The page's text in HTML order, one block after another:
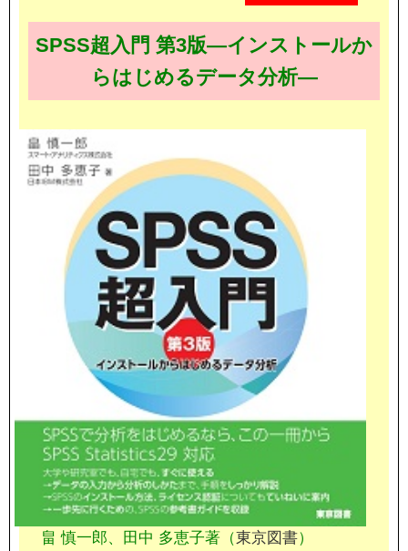
SPSS超入門 第3版―インストールか
らはじめるデータ分析―
畠 慎一郎、田中 多恵子著（東京図書）